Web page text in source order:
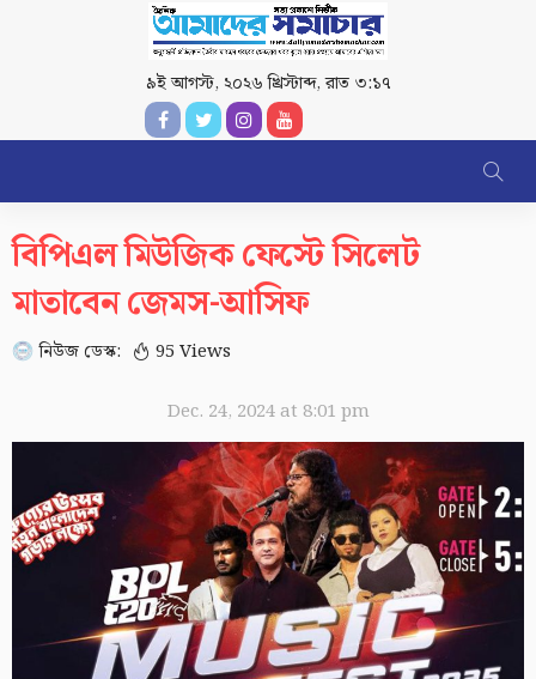
৯ই আগস্ট, ২০২৬ খ্রিস্টাব্দ,রাত ৩:১৭
বিপিএল মিউজিক ফেস্টে সিলেট
মাতাবেন জেমস-আসিফ
নিউজ ডেস্ক: 95 Views
Dec. 24, 2024 at 8:01 pm